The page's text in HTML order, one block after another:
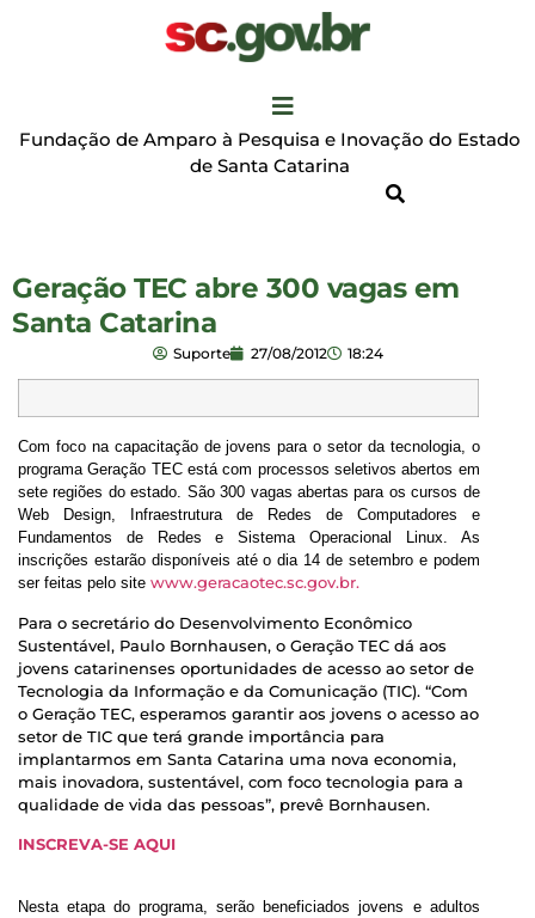
Fundação de Amparo à Pesquisa e Inovação do Estado
de Santa Catarina
Geração TEC abre 300 vagas em
Santa Catarina
Suporte 27/08/2012 18:24
Com foco na capacitação de jovens para o setor da tecnologia, o
programa Geração TEC está com processos seletivos abertos em
sete regiões do estado. São 300 vagas abertas para os cursos de
Web Design, Infraestrutura de Redes de Computadores e
Fundamentos de Redes e Sistema Operacional Linux. As
inscrições estarão disponíveis até o dia 14 de setembro e podem
ser feitas pelo site www.geracaotec.sc.gov.br.
Para o secretário do Desenvolvimento Econômico
Sustentável, Paulo Bornhausen, o Geração TEC dá aos
jovens catarinenses oportunidades de acesso ao setor de
Tecnologia da Informação e da Comunicação (TIC). “Com
o Geração TEC, esperamos garantir aos jovens o acesso ao
setor de TIC que terá grande importância para
implantarmos em Santa Catarina uma nova economia,
mais inovadora, sustentável, com foco tecnologia para a
qualidade de vida das pessoas”, prevê Bornhausen.
INSCREVA-SE AQUI
Nesta etapa do programa, serão beneficiados jovens e adultos